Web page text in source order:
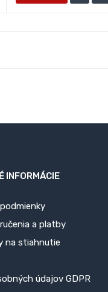
INFORMÁCIE
a platby
na stiahnutie
údajov GDPR